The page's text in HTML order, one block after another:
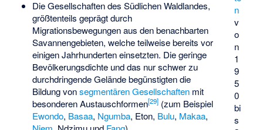
n
v
o
n
1
9
5
0
bi
s
Die Gesellschaften des Südlichen Waldlandes,
größtenteils geprägt durch
Migrationsbewegungen aus den benachbarten
Savannengebieten, welche teilweise bereits vor
einigen Jahrhunderten einsetzten. Die geringe
Bevölkerungsdichte und das nur schwer zu
durchdringende Gelände begünstigten die
Bildung vonsegmentären Gesellschaftenmit
besonderen Austauschformen[29](zum Beispiel
Ewondo, Basaa, Ngumba, Eton, Bulu, Makaa,